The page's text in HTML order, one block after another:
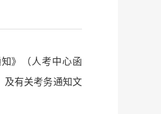
》（人考中心函
及有关考务通知文